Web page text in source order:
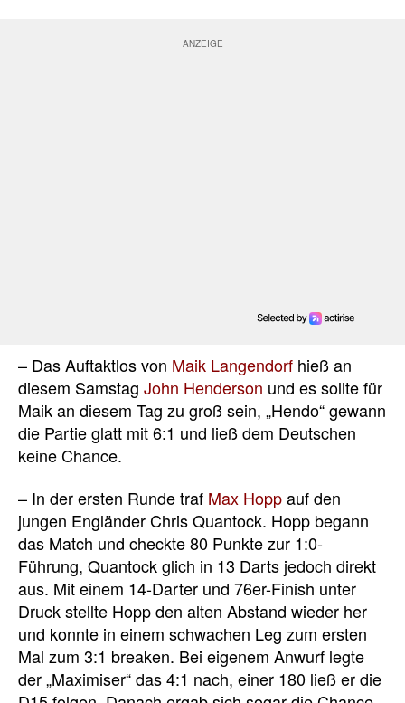
– Das Auftaktlos von Maik Langendorf hieß an
diesem Samstag John Henderson und es sollte für
Maik an diesem Tag zu groß sein, „Hendo“ gewann
die Partie glatt mit 6:1 und ließ dem Deutschen
keine Chance.
– In der ersten Runde traf Max Hoppauf den
jungen Engländer Chris Quantock. Hopp begann
das Match und checkte 80 Punkte zur 1:0-
Führung, Quantock glich in 13 Darts jedoch direkt
aus. Mit einem 14-Darter und 76er-Finish unter
Druck stellte Hopp den alten Abstand wieder her
und konnte in einem schwachen Leg zum ersten
Mal zum 3:1 breaken. Bei eigenem Anwurf legte
der „Maximiser“ das 4:1 nach, einer 180 ließ er die